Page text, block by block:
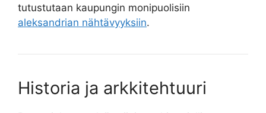
tutustutaan kaupungin monipuolisiin
aleksandrian nähtävyyksiin.
Historia ja arkkitehtuuri